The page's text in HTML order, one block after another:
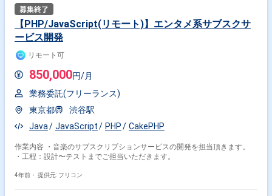
【PHP/JavaScript(リモート)】エンタメ系サブスクサ
ービス開発
リモート可
850,000円/月
業務委託(フリーランス)
東京都
渋谷駅
Java
JavaScript PHP CakePHP
作業内容 ・音楽のサブスクリプションサービスの開発を担当頂きます。
・工程：設計〜テストまでご担当いただきます。
4年前・ 提供元: フリコン